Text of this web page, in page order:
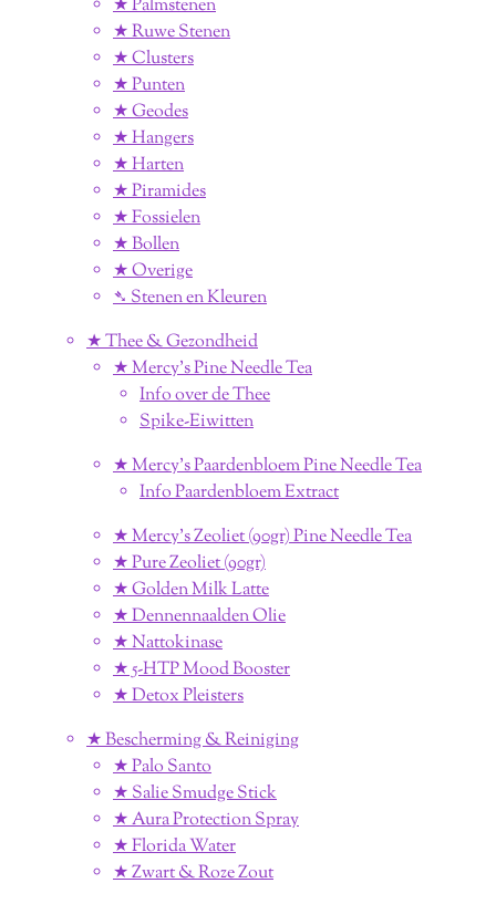
★ Palmstenen
★ Ruwe Stenen
★ Clusters
★ Punten
★ Geodes
★ Hangers
★ Harten
★ Piramides
★ Fossielen
★ Bollen
★ Overige
➴ Stenen en Kleuren
★ Thee & Gezondheid
★ Mercy's Pine Needle Tea
Info over de Thee
Spike-Eiwitten
★ Mercy's Paardenbloem Pine Needle Tea
Info Paardenbloem Extract
★ Mercy's Zeoliet (90gr) Pine Needle Tea
★ Pure Zeoliet (90gr)
★ Golden Milk Latte
★ Dennennaalden Olie
★ Nattokinase
★ 5-HTP Mood Booster
★ Detox Pleisters
★ Bescherming & Reiniging
★ Palo Santo
★ Salie Smudge Stick
★ Aura Protection Spray
★ Florida Water
★ Zwart & Roze Zout